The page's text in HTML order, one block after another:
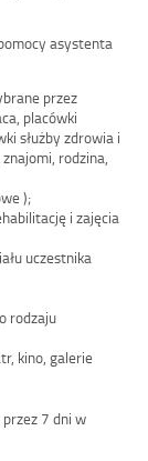
asystenta
przez
placówki
służby zdrowia i
rodzina,
);
i zajęcia
uczestnika
rodzaju
kino, galerie
7 dni w